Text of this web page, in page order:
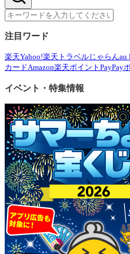
注目ワード
楽天Yahoo!楽天トラベル じゃらんau
カードAmazon楽天ポイント PayPay
イベント・特集情報